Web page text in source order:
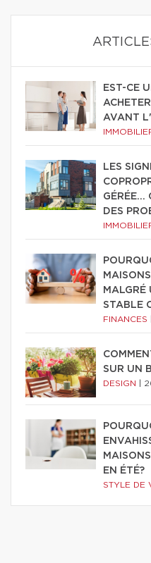
EST-CE
AVANT
LES
GÉRÉE…
DES
MALGRÉ
STABLE
FINANCES
SUR UN
DESIGN
EN ÉTÉ?
STYLE DE